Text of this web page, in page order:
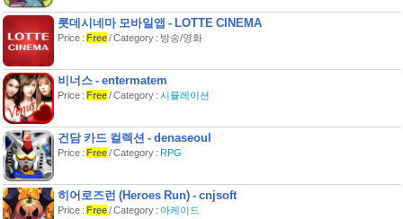
롯데시네마 모바일앱 - LOTTE CINEMA
Price : Free/ Category : 방송/영화
비너스 - entermatem
Price : Free/ Category : 시뮬레이션
건담 카드 컬렉션 - denaseoul
Price : Free/ Category : RPG
히어로즈런 (Heroes Run) - cnjsoft
Price : Free/ Category : 아케이드